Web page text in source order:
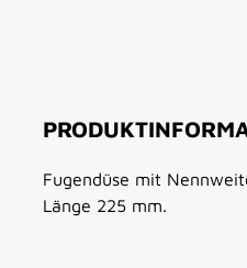
Fugendüse mit
Länge 225 mm.